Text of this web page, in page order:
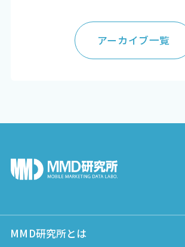
アーカイブ一覧
MMD研究所とは